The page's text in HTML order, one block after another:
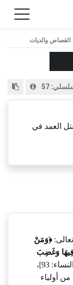
القصاص والديات
57
العمد في
تعالى:﴿وَمَنْ
فِيهَا وَغَضِبَ
[النساء: 93]،
أولياء